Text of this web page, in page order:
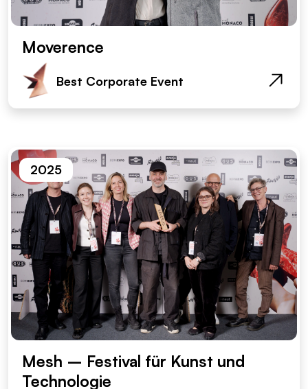
Moverence
Best Corporate Event
2025
Mesh – Festival für Kunst und
Technologie